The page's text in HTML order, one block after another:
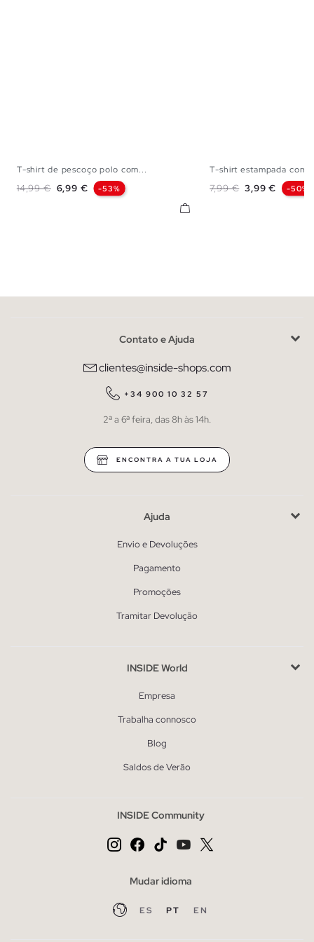
T-shirt de pescoço polo com...
Preço normal
14,99 € Preço
6,99 € -53%
XS
T-shirt estampada
Preço normal
7,99 € Preço
3,99 € -50%
Contato e Ajuda
clientes@inside-shops.com
+34 900 10 32 57
2ª a 6ª feira, das 8h às 14h.
ENCONTRA A TUA LOJA
Ajuda
Envio e Devoluções
Pagamento
Promoções
Tramitar Devolução
INSIDE World
Empresa
Trabalha connosco
Blog
Saldos de Verão
INSIDE Community
Mudar idioma
ES PT EN